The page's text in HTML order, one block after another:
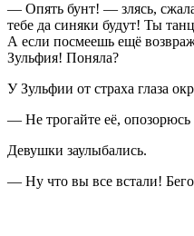
— Опять бунт! — злясь,
тебе да синяки будут! Ты
А если посмеешь ещё
Зульфия! Поняла?
У Зульфии от страха глаза
— Не трогайте её, опозорюсь
Девушки заулыбались.
— Ну что вы все встали!